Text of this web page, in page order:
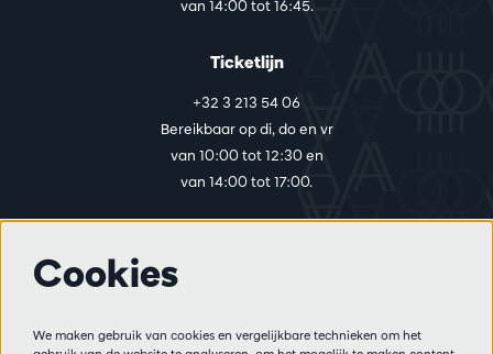
van 14:00 tot 16:45.
Ticketlijn
+32 3 213 54 06
Bereikbaar op di, do en vr
van 10:00 tot 12:30 en
van 14:00 tot 17:00.
Privacy
Cookies
We maken gebruik van cookies en vergelijkbare technieken om het